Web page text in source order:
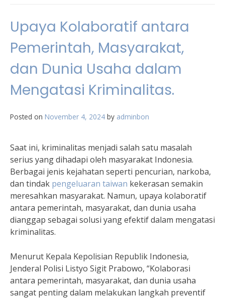
Upaya Kolaboratif antara
Pemerintah, Masyarakat,
dan Dunia Usaha dalam
Mengatasi Kriminalitas.
Posted on November 4, 2024 by adminbon
Saat ini, kriminalitas menjadi salah satu masalah
serius yang dihadapi oleh masyarakat Indonesia.
Berbagai jenis kejahatan seperti pencurian, narkoba,
dan tindak pengeluaran taiwan kekerasan semakin
meresahkan masyarakat. Namun, upaya kolaboratif
antara pemerintah, masyarakat, dan dunia usaha
dianggap sebagai solusi yang efektif dalam mengatasi
kriminalitas.
Menurut Kepala Kepolisian Republik Indonesia,
Jenderal Polisi Listyo Sigit Prabowo, “Kolaborasi
antara pemerintah, masyarakat, dan dunia usaha
sangat penting dalam melakukan langkah preventif